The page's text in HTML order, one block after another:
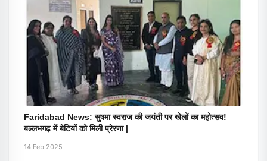
Faridabad News: सुषमा स्वराज की जयंती पर खेलों का महोत्सव!
बल्लभगढ़ में बेटियों को मिली प्रेरणा |
14 Feb 2025